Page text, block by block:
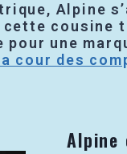
Alpine
cousine
une
cour des
Alpine